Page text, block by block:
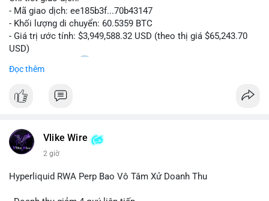
- Mã giao dịch: ee185b3f...70b43147
- Khối lượng di chuyển: 60.5359 BTC
- Giá trị ước tính: $3,949,588.32 USD (theo thị giá $65,243.70
USD)
- Thời gian: 15:20
Nhận định phân tích:
Khối lượng 60.5 BTC trị giá gần 4 triệu USD được di chuyển
thanh khoản trước khi đẩy giá. Nếu số BTC này được gửi lên
sàn tập trung, áp lực bán tiềm năng sẽ gia tăng. Ngược lại, nếu
củng cố niềm tin cho xu hướng tăng.
Đọc thêm
Vlike Wire
2 giờ
Hyperliquid RWA Perp Bao Vô Tâm Xử Doanh Thu